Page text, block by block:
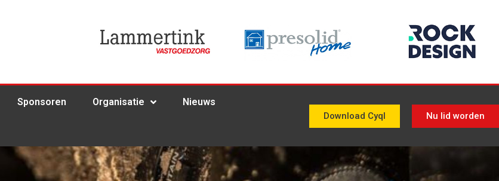
Sponsoren Organisatie Nieuws
Download Cyql Nu lid worden